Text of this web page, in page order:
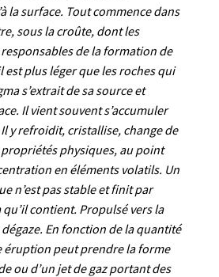
la surface. Tout commence dans
sous la croûte, dont les
de la formation de
est plus léger que les roches qui
s’extrait de sa source et
Il vient souvent s’accumuler
y refroidit, cristallise, change de
physiques, au point
en éléments volatils. Un
n’est pas stable et finit par
contient. Propulsé vers la
En fonction de la quantité
éruption peut prendre la forme
ou d’un jet de gaz portant des